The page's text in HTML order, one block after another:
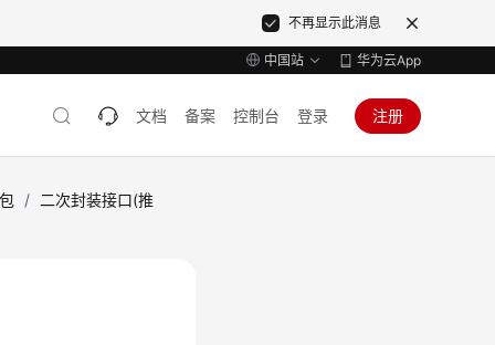
不再显示此消息
中国站 华为云App
文档 备案 控制台 登录 注册
/ 二次封装接口(推